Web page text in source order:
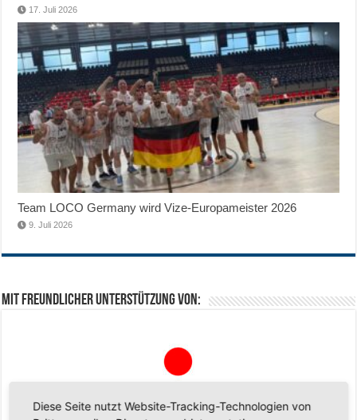
17. Juli 2026
Team LOCO Germany wird Vize-Europameister 2026
9. Juli 2026
Mit freundlicher Unterstützung von:
Diese Seite nutzt Website-Tracking-Technologien von